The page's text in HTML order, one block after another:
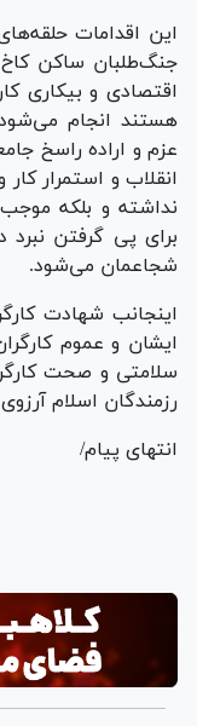
این اقدامات
جنگ‌طلبان ساکن
اقتصادی و بیکاری
هستند انجام
عزم و اراده راسخ
انقلاب و استمرار
نداشته و بلکه
برای پی گرفتن نبرد
شجاعمان می‌شود.
اینجانب شهادت
ایشان و عموم
سلامتی و صحت
رزمندگان اسلام
انتهای پیام/